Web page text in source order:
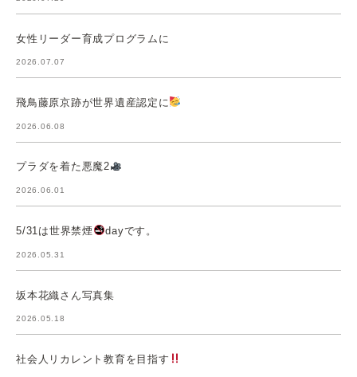
女性リーダー育成プログラムに
2026.07.07
飛鳥藤原京跡が世界遺産認定に
2026.06.08
プラダを着た悪魔2
2026.06.01
5/31は世界禁煙 dayです。
2026.05.31
坂本花織さん写真集
2026.05.18
社会人リカレント教育を目指す